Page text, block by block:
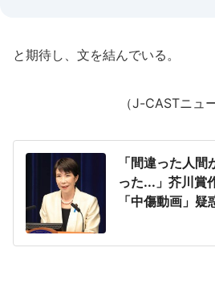
と期待し、文を結んでいる。
（J-CASTニュ
「間違った人
った...」芥川賞
「中傷動画」疑